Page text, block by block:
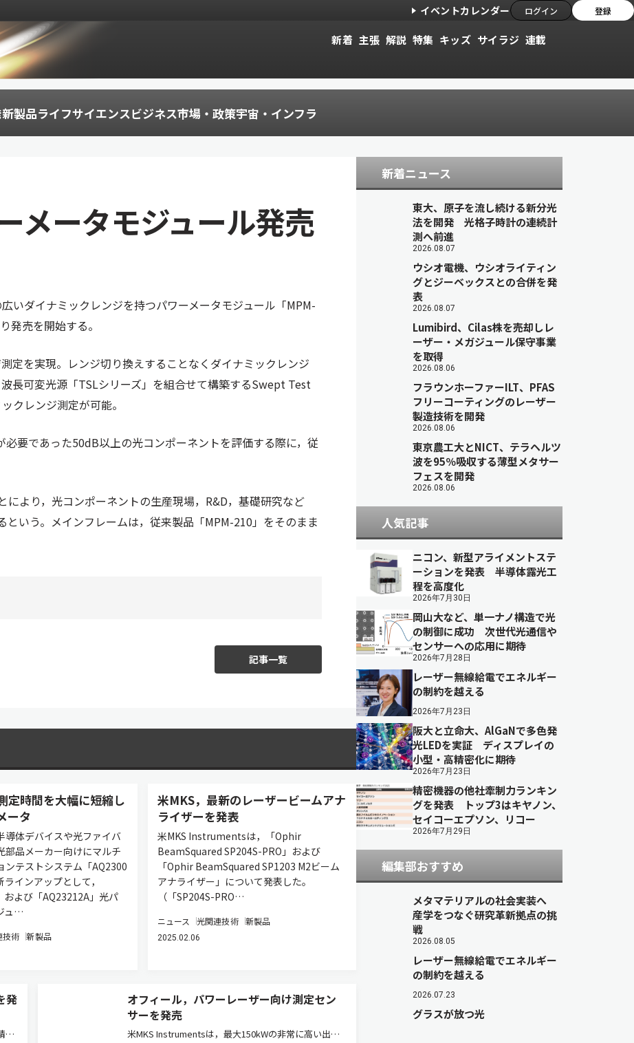
イベントカレンダー ログイン 登録
新着 主張 解説 特集 キッズ サイラジ 連載
新製品ライフサイエンスビジネス市場・政策宇宙・インフラ
メータモジュール発売
いダイナミックレンジを持つパワーメータモジュール「MPM-
発売を開始する。
定を実現。レンジ切り換えすることなくダイナミックレンジ
長可変光源「TSLシリーズ」を組合せて構築するSwept Test
クレンジ測定が可能。
要であった50dB以上の光コンポーネントを評価する際に，従
より，光コンポーネントの生産現場，R&D，基礎研究など
いう。メインフレームは，従来製品「MPM-210」をそのまま
記事一覧
定時間を大幅に短縮し
ータ
導体デバイスや光ファイバ
部品メーカー向けにマルチ
ンテストシステム「AQ2300
インアップとして，
および「AQ23212A」光パ
ュ…
技術 新製品
米MKS，最新のレーザービームアナ
ライザーを発表
米MKS Instrumentsは，「Ophir
BeamSquared SP204S-PRO」および
「Ophir BeamSquared SP1203 M2ビーム
アナライザー」について発表した。
（「SP204S-PRO…
ニュース 光関連技術 新製品
2025.02.06
発
度
オフィール，パワーレーザー向け測定セン
サーを発売
米MKS Instrumentsは，最大150kWの非常に高い出力
新着ニュース
東大、原子を流し続ける新分光
法を開発 光格子時計の連続計
測へ前進
2026.08.07
ウシオ電機、ウシオライティン
グとジーベックスとの合併を発
表
2026.08.07
Lumibird、Cilas株を売却しレ
ーザー・メガジュール保守事業
を取得
2026.08.06
フラウンホーファーILT、PFAS
フリーコーティングのレーザー
製造技術を開発
2026.08.06
東京農工大とNICT、テラヘルツ
波を95％吸収する薄型メタサー
フェスを開発
2026.08.06
人気記事
ニコン、新型アライメントステ
ーションを発表 半導体露光工
程を高度化
2026年7月30日
岡山大など、単一ナノ構造で光
の制御に成功 次世代光通信や
センサーへの応用に期待
2026年7月28日
レーザー無線給電でエネルギー
の制約を越える
2026年7月23日
阪大と立命大、AlGaNで多色発
光LEDを実証 ディスプレイの
小型・高精密化に期待
2026年7月23日
精密機器の他社牽制力ランキン
グを発表 トップ3はキヤノン、
セイコーエプソン、リコー
2026年7月29日
編集部おすすめ
メタマテリアルの社会実装へ
産学をつなぐ研究革新拠点の挑
戦
2026.08.05
レーザー無線給電でエネルギー
の制約を越える
2026.07.23
グラスが放つ光